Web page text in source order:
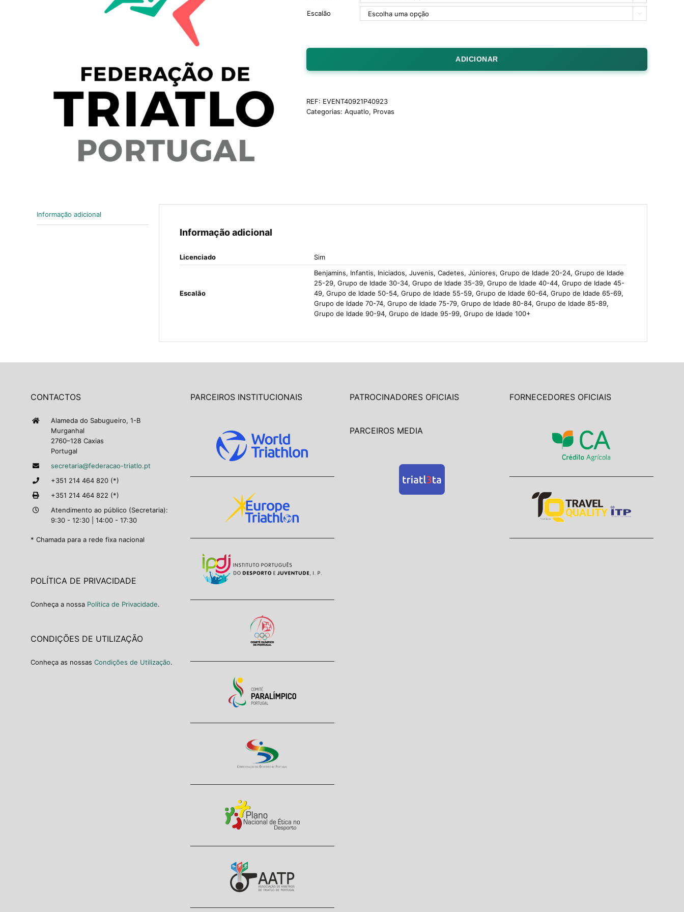
Escalão 
ADICIONAR
REF: EVENT40921P40923
Categorias: Aquatlo, Provas
Informação adicional
Informação adicional
Licenciado Sim
Escalão
Benjamins, Infantis, Iniciados, Juvenis, Cadetes, Júniores, Grupo de Idade 20-24, Grupo de Idade
25-29, Grupo de Idade 30-34, Grupo de Idade 35-39, Grupo de Idade 40-44, Grupo de Idade 45-
49, Grupo de Idade 50-54, Grupo de Idade 55-59, Grupo de Idade 60-64, Grupo de Idade 65-69,
Grupo de Idade 70-74, Grupo de Idade 75-79, Grupo de Idade 80-84, Grupo de Idade 85-89,
Grupo de Idade 90-94, Grupo de Idade 95-99, Grupo de Idade 100+
CONTACTOS
Alameda do Sabugueiro, 1-B
Murganhal
2760–128 Caxias
Portugal
secretaria@federacao-triatlo.pt
+351 214 464 820 (*)
+351 214 464 822 (*)
Atendimento ao público (Secretaria):
9:30 - 12:30 | 14:00 - 17:30
* Chamada para a rede fixa nacional
POLÍTICA DE PRIVACIDADE
Conheça a nossa Política de Privacidade.
CONDIÇÕES DE UTILIZAÇÃO
Conheça as nossas Condições de Utilização.
PARCEIROS INSTITUCIONAIS PATROCINADORES OFICIAIS
PARCEIROS MEDIA
FORNECEDORES OFICIAIS